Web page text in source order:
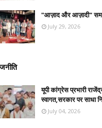
"आज़ाद और आज़ादी"
July 29, 2026
यूपी कांग्रेस प्रभारी
स्वागत,सरकार पर साधा
July 04, 2026